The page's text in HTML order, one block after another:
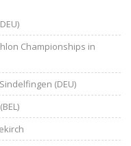
Championships in
(DEU)